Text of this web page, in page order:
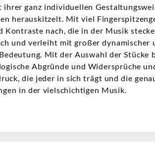
ganz individuellen
herauskitzelt. Mit viel
Kontraste nach, die in der Musik
und verleiht mit großer dynamischer
Mit der Auswahl der
Abgründe und Widersprüche
die jeder in sich trägt und die
in der vielschichtigen Musik.